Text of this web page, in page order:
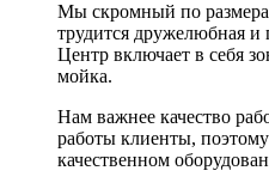
Мы скромный по
трудится дружелюбная и
Центр включает в себя
мойка.
Нам важнее качество
работы клиенты,
качественном